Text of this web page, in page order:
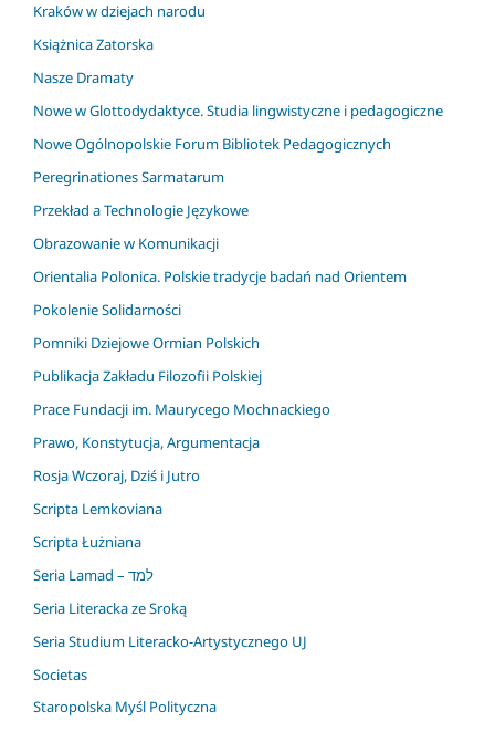
Kraków w dziejach narodu
Książnica Zatorska
Nasze Dramaty
Nowe w Glottodydaktyce. Studia lingwistyczne i pedagogiczne
Nowe Ogólnopolskie Forum Bibliotek Pedagogicznych
Peregrinationes Sarmatarum
Przekład a Technologie Językowe
Obrazowanie w Komunikacji
Orientalia Polonica. Polskie tradycje badań nad Orientem
Pokolenie Solidarności
Pomniki Dziejowe Ormian Polskich
Publikacja Zakładu Filozofii Polskiej
Prace Fundacji im. Maurycego Mochnackiego
Prawo, Konstytucja, Argumentacja
Rosja Wczoraj, Dziś i Jutro
Scripta Lemkoviana
Scripta Łużniana
Seria Lamad – למד
Seria Literacka ze Sroką
Seria Studium Literacko-Artystycznego UJ
Societas
Staropolska Myśl Polityczna